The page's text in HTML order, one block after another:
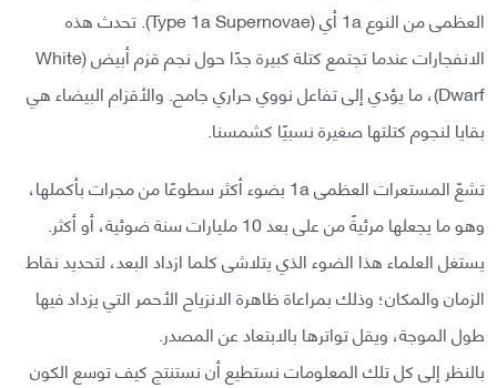
العظمى من النوع 1a أي (Type 1a Supernovae). تحدث هذه
الانفجارات عندما تجتمع كتلة كبيرة جدًا حول نجم قزم أبيض (White
Dwarf)، ما يؤدي إلى تفاعل نووي حراري جامح. والأقزام البيضاء هي
بقايا لنجوم كتلتها صغيرة نسبيًا كشمسنا.
تشعّ المستعرات العظمى 1a بضوء أكثر سطوعًا من مجرات بأكملها،
وهو ما يجعلها مرئيةً من على بعد 10 مليارات سنة ضوئية، أو أكثر.
يستغل العلماء هذا الضوء الذي يتلاشى كلما ازداد البعد، لتحديد نقاط
الزمان والمكان؛ وذلك بمراعاة ظاهرة الانزياح الأحمر التي يزداد فيها
طول الموجة، ويقل تواترها بالابتعاد عن المصدر.
بالنظر إلى كل تلك المعلومات نستطيع أن نستنتج كيف توسع الكون